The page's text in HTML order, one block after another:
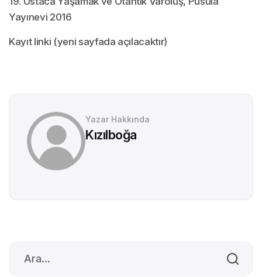
Yayınevi 2016
Kayıt linki (yeni sayfada açılacaktır)
Yazar Hakkında
Kızılboğa